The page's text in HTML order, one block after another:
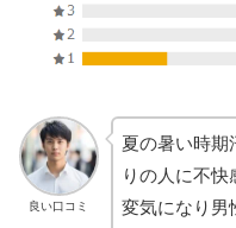
良い口コミ
夏の暑い時期
りの人に不
変気になり男